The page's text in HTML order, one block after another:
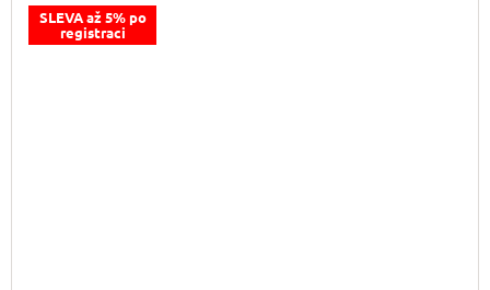
SLEVA až 5% po
registraci